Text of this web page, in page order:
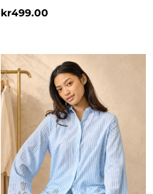
kr499.00